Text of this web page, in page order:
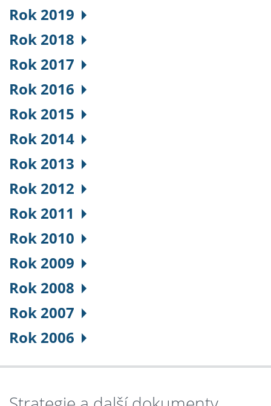
Rok 2019
Rok 2018
Rok 2017
Rok 2016
Rok 2015
Rok 2014
Rok 2013
Rok 2012
Rok 2011
Rok 2010
Rok 2009
Rok 2008
Rok 2007
Rok 2006